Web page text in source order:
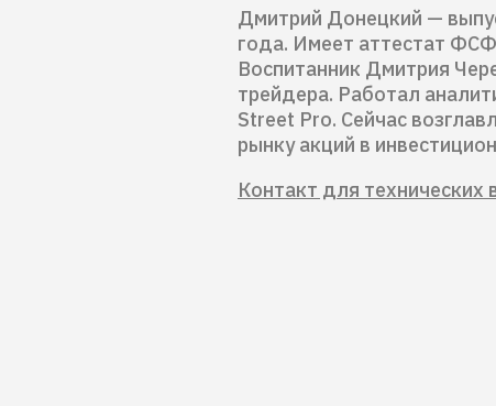
Дмитрий Донецкий —
года. Имеет аттестат
Воспитанник Дмитрия
трейдера. Работал
Street Pro. Сейчас
рынку акций в
Контакт для технических